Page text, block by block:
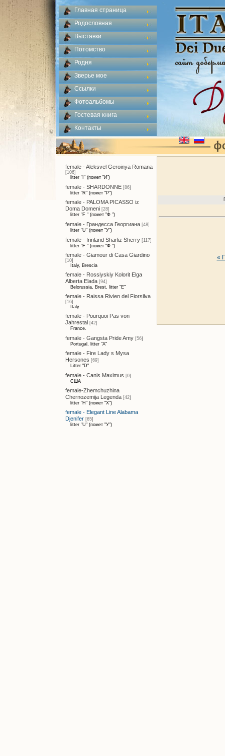
Главная страница
Родословная
Выставки
Потомство
Родня
Зверье мое
Ссылки
Фотоальбомы
Гостевая книга
Контакты
female - Aleksvel Geroinya Romana
[106]
litter "I" (помет "И")
female - SHARDONNE [86]
litter "R" (помет "Р")
female - PALOMA PICASSO iz
Doma Domeni [28]
litter "F " (помет "Ф ")
female - Грандесса Георгиана [48]
litter "U" (помет "У")
female - Irinland Sharliz Sherry [117]
litter "F " (помет "Ф ")
female - Giamour di Casa Giardino
[10]
Italy, Brescia
female - Rossiyskiy Kolorit Elga
Alberta Elada [94]
Belorussia, Brest, litter "E"
female - Raissa Rivien del Fiorsilva
[16]
Italy
female - Pourquoi Pas von
Jahrestal [42]
France.
female - Gangsta Pride Amy [56]
Portugal, litter "A"
female - Fire Lady s Mysa
Hersones [69]
Litter "D"
female - Canis Maximus [0]
США
female-Zhemchuzhina
Chernozemija Legenda [42]
litter "H" (помет "Х")
female - Elegant Line Alabama
Djenifer [65]
litter "U" (помет "У")
«